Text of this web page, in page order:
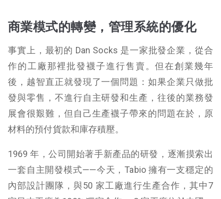
商業模式的轉變，管理系統的優化
事實上，最初的 Dan Socks 是一家批發企業，從合
作的工廠那裡批發襪子進行售賣。但在創業幾年
後，越智直正就發現了一個問題：如果企業只做批
發與零售，不進行自主研發和生產，往後的業務發
展會很艱難，但自己生產襪子帶來的問題在於，原
材料的預付貨款和庫存積壓。
1969 年，公司開始著手新產品的研發，逐漸摸索出
一套自主開發模式——今天，Tabio 擁有一支穩定的
內部設計團隊，與50 家工廠進行生產合作，其中7